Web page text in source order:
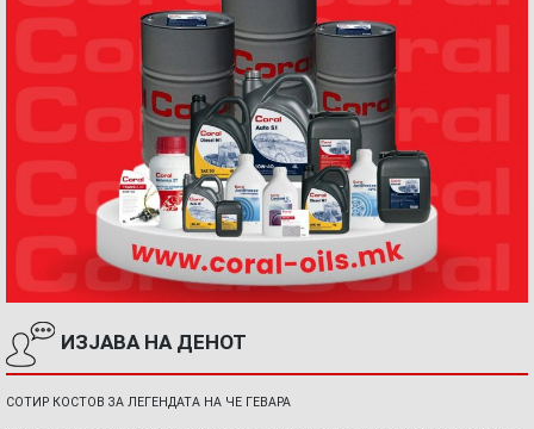
ИЗЈАВА НА ДЕНОТ
СОТИР КОСТОВ ЗА ЛЕГЕНДАТА НА ЧЕ ГЕВАРА